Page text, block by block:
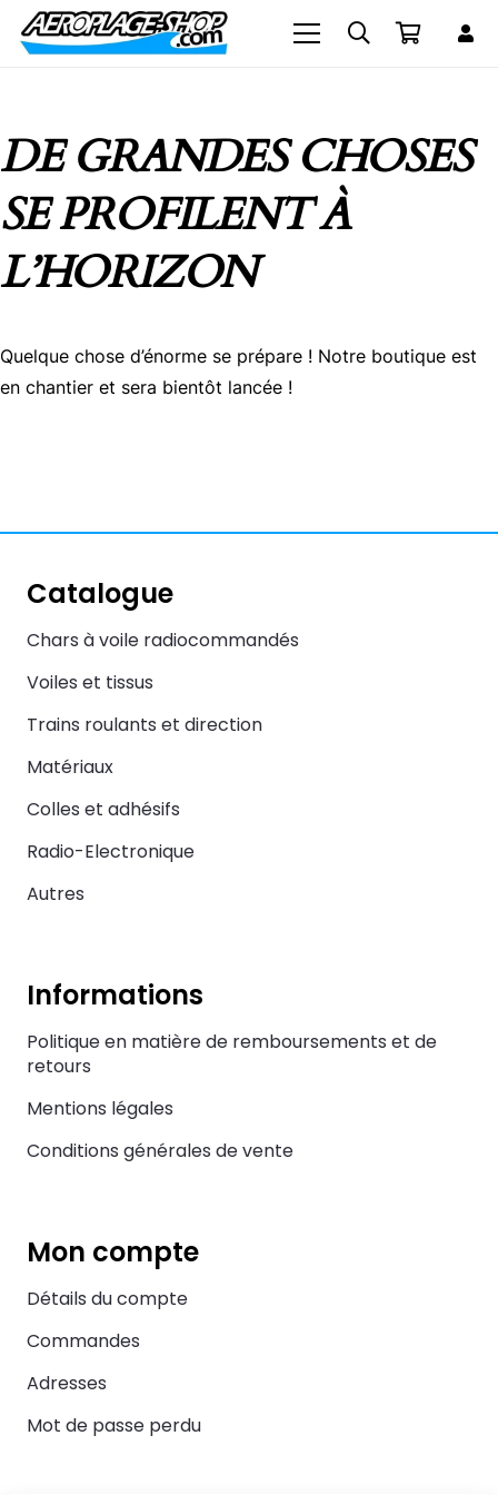
DE GRANDES CHOSES
SE PROFILENT À
L’HORIZON
Quelque chose d’énorme se prépare ! Notre boutique est
en chantier et sera bientôt lancée !
Catalogue
Chars à voile radiocommandés
Voiles et tissus
Trains roulants et direction
Matériaux
Colles et adhésifs
Radio-Electronique
Autres
Informations
Politique en matière de remboursements et de
retours
Mentions légales
Conditions générales de vente
Mon compte
Détails du compte
Commandes
Adresses
Mot de passe perdu